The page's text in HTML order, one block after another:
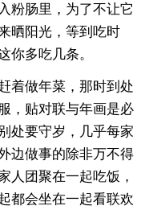
粉肠里，为了不让它
晒阳光，等到吃时
你多吃几条。
着做年菜，那时到处
，贴对联与年画是必
处要守岁，几乎每家
边做事的除非万不得
人团聚在一起吃饭，
都会坐在一起看联欢